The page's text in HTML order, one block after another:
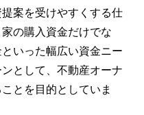
案を受けやすくする仕
の購入資金だけでな
いった幅広い資金ニー
として、不動産オーナ
とを目的としていま